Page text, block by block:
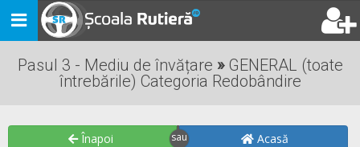
Toggle
navigation
Pasul 3 - Mediu de învățare »GENERAL (toate
întrebările) Categoria Redobândire
Înapoi Acasă